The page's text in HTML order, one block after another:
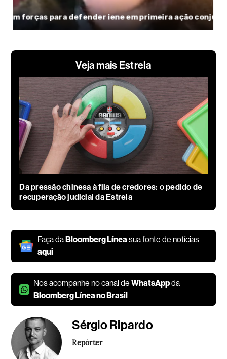
Veja mais Estrela
Da pressão chinesa à fila de credores: o pedido de
recuperação judicial da Estrela
Faça da Bloomberg Líneasua fonte de notícias
aqui
Nos acompanhe no canal deWhatsAppda
Bloomberg Línea no Brasil
Sérgio Ripardo
Repórter